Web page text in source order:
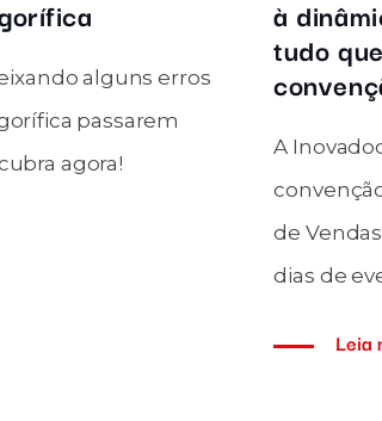
de ar são usadas para
térmico em câmaras
Mas será que elas são sempre